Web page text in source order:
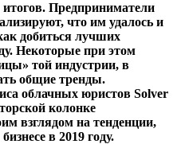
Предприниматели
что им удалось и
добиться лучших
Некоторые при этом
той индустрии, в
общие тренды.
облачных юристов Solver
колонке
взглядом на тенденции,
в 2019 году.